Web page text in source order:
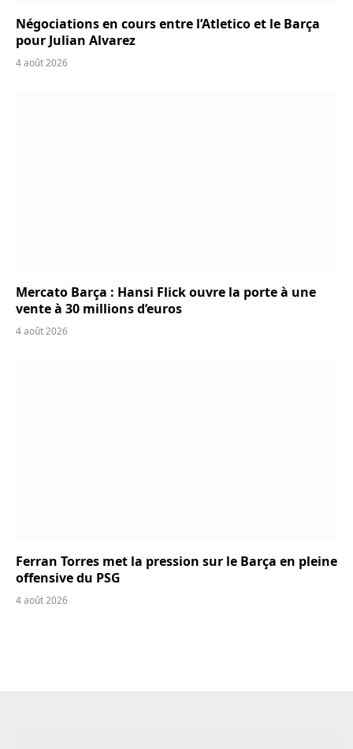
Négociations en cours entre l’Atletico et le Barça
pour Julian Alvarez
4 août 2026
Mercato Barça : Hansi Flick ouvre la porte à une
vente à 30 millions d’euros
4 août 2026
Ferran Torres met la pression sur le Barça en pleine
offensive du PSG
4 août 2026